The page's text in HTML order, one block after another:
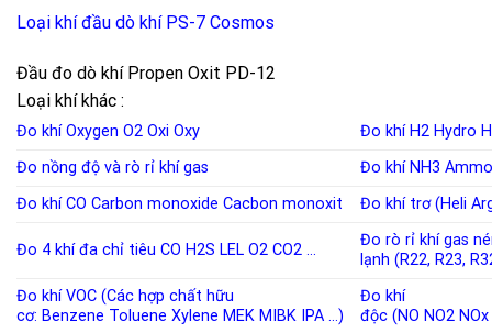
Loại khí đầu dò khí PS-7 Cosmos
Đầu đo dò khí Propen Oxit PD-12
Loại khí khác :
Đo khí Oxygen O2 Oxi Oxy Đo khí H2 Hydro
Đo nồng độ và rò rỉ khí gas Đo khí NH3
Đo khí CO Carbon monoxide Cacbon monoxit Đo khí trơ (Heli
Đo 4 khí đa chỉ tiêu CO H2S LEL O2 CO2 …
Đo rò rỉ khí gas
lạnh (R22, R23,
Đo khí VOC (Các hợp chất hữu
cơ: Benzene Toluene Xylene MEK MIBK IPA …)
Đo khí
độc (NO NO2 NOx